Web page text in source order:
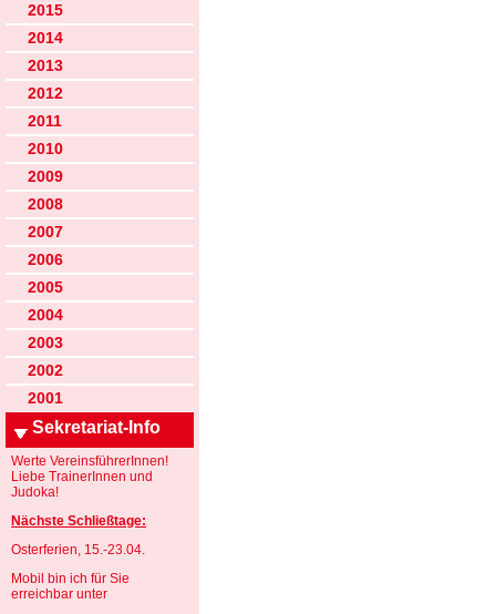
2015
2014
2013
2012
2011
2010
2009
2008
2007
2006
2005
2004
2003
2002
2001
Sekretariat-Info
Werte VereinsführerInnen!
Liebe TrainerInnen und
Judoka!
Nächste Schließtage:
Osterferien, 15.-23.04.
Mobil bin ich für Sie
erreichbar unter